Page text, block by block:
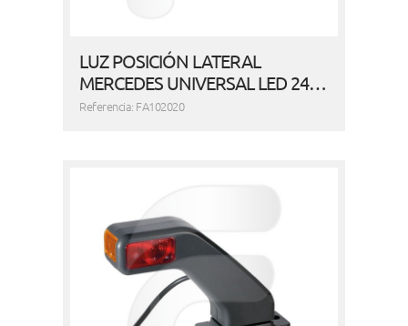
LUZ POSICIÓN LATERAL
MERCEDES UNIVERSAL LED 24…
Referencia: FA102020